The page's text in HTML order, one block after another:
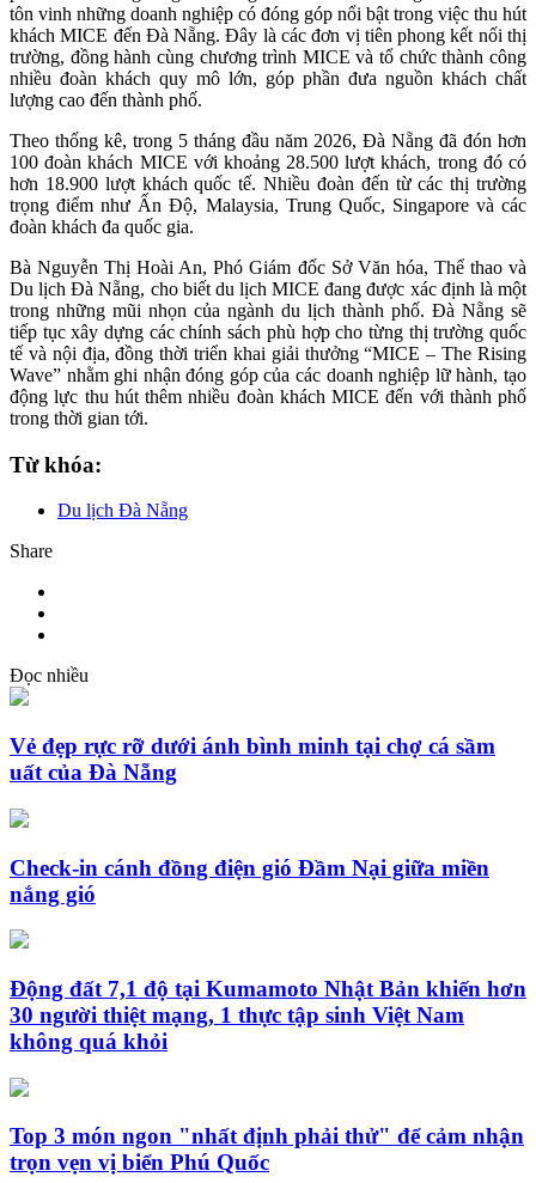
tôn vinh những doanh nghiệp có đóng góp nổi bật trong việc thu hút
khách MICE đến Đà Nẵng. Đây là các đơn vị tiên phong kết nối thị
trường, đồng hành cùng chương trình MICE và tổ chức thành công
nhiều đoàn khách quy mô lớn, góp phần đưa nguồn khách chất
lượng cao đến thành phố.
Theo thống kê, trong 5 tháng đầu năm 2026, Đà Nẵng đã đón hơn
100 đoàn khách MICE với khoảng 28.500 lượt khách, trong đó có
hơn 18.900 lượt khách quốc tế. Nhiều đoàn đến từ các thị trường
trọng điểm như Ấn Độ, Malaysia, Trung Quốc, Singapore và các
đoàn khách đa quốc gia.
Bà Nguyễn Thị Hoài An, Phó Giám đốc Sở Văn hóa, Thể thao và
Du lịch Đà Nẵng, cho biết du lịch MICE đang được xác định là một
trong những mũi nhọn của ngành du lịch thành phố. Đà Nẵng sẽ
tiếp tục xây dựng các chính sách phù hợp cho từng thị trường quốc
tế và nội địa, đồng thời triển khai giải thưởng “MICE – The Rising
Wave” nhằm ghi nhận đóng góp của các doanh nghiệp lữ hành, tạo
động lực thu hút thêm nhiều đoàn khách MICE đến với thành phố
trong thời gian tới.
Từ khóa:
Du lịch Đà Nẵng
Share
Đọc nhiều
Vẻ đẹp rực rỡ dưới ánh bình minh tại chợ cá sầm
uất của Đà Nẵng
Check-in cánh đồng điện gió Đầm Nại giữa miền
nắng gió
Động đất 7,1 độ tại Kumamoto Nhật Bản khiến hơn
30 người thiệt mạng, 1 thực tập sinh Việt Nam
không quá khỏi
Top 3 món ngon "nhất định phải thử" để cảm nhận
trọn vẹn vị biển Phú Quốc